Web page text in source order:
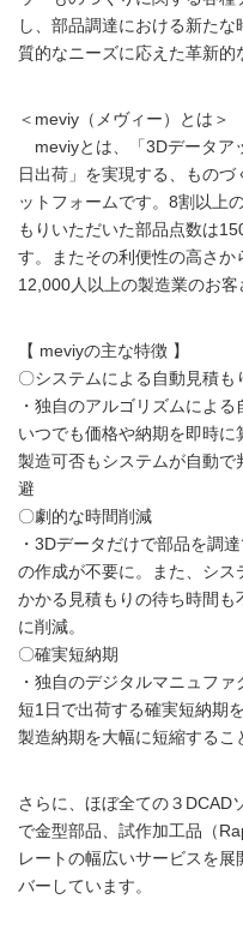
し、部品調達における新た
質的なニーズに応えた革新的
＜meviy（メヴィー）とは＞
meviyとは、「3Dデータア
日出荷」を実現する、もの
ットフォームです。8割以上
もりいただいた部品点数は
す。またその利便性の高さか
12,000人以上の製造業のお客
【 meviyの主な特徴 】
〇システムによる自動見積も
・独自のアルゴリズムによ
いつでも価格や納期を即時に
製造可否もシステムが自動で
避
〇劇的な時間削減
・3Dデータだけで部品を調
の作成が不要に。また、シ
かかる見積もりの待ち時間
に削減。
〇確実短納期
・独自のデジタルマニュフ
短1日で出荷する確実短納期
製造納期を大幅に短縮するこ
さらに、ほぼ全ての３DCAD
で金型部品、試作加工品（
レートの幅広いサービスを
バーしています。